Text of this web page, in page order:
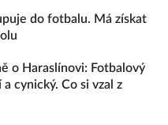
do fotbalu. Má získat
o Haraslínovi: Fotbalový
cynický. Co si vzal z